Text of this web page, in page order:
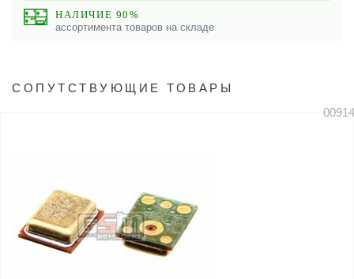
НАЛИЧИЕ 90%
ассортимента товаров на складе
СОПУТСТВУЮЩИЕ ТОВАРЫ